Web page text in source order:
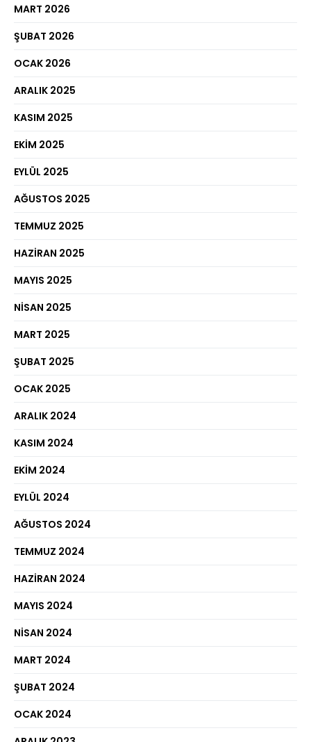
MART 2026
ŞUBAT 2026
OCAK 2026
ARALIK 2025
KASIM 2025
EKIM 2025
EYLÜL 2025
AĞUSTOS 2025
TEMMUZ 2025
HAZIRAN 2025
MAYIS 2025
NISAN 2025
MART 2025
ŞUBAT 2025
OCAK 2025
ARALIK 2024
KASIM 2024
EKIM 2024
EYLÜL 2024
AĞUSTOS 2024
TEMMUZ 2024
HAZIRAN 2024
MAYIS 2024
NISAN 2024
MART 2024
ŞUBAT 2024
OCAK 2024